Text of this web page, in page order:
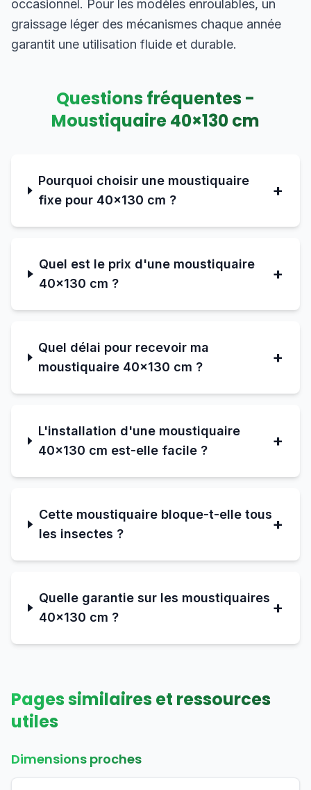
occasionnel. Pour les modèles enroulables, un
graissage léger des mécanismes chaque année
garantit une utilisation fluide et durable.
Questions fréquentes -
Moustiquaire40×130cm
Pourquoi choisir une moustiquaire
fixe pour 40×130 cm ?
+
Quel est le prix d'une moustiquaire
40×130 cm ?
+
Quel délai pour recevoir ma
moustiquaire 40×130 cm ?
+
L'installation d'une moustiquaire
40×130 cm est-elle facile ?
+
Cette moustiquaire bloque-t-elle tous
les insectes ?
+
Quelle garantie sur les moustiquaires
40×130 cm ?
+
Pages similaires et ressources
utiles
Dimensions proches